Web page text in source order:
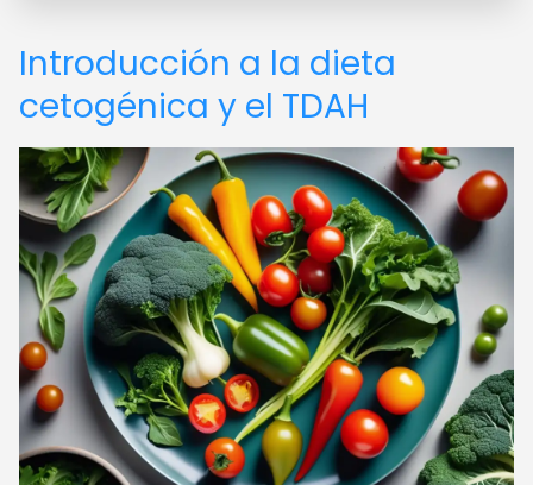
Introducción a la dieta
cetogénica y el TDAH